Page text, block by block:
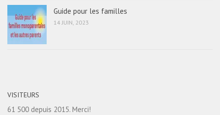
Guide pour les familles
14 JUIN, 2023
VISITEURS
61 500 depuis 2015. Merci!